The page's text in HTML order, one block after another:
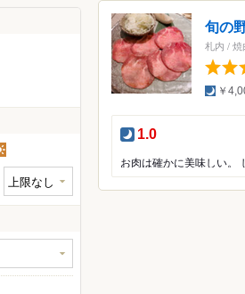
洞爺・苫小牧・室蘭・え
稚内・留萌・音威子府
網走・知床斜里・北見
焼肉
ホルモン
ジンギスカン
旬の
札内 /焼
夜 ￥
夜の点数：
1.0